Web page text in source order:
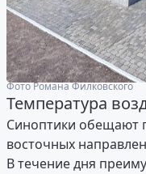
Фото Романа Филковского
Температура
Синоптики обещают
восточных
В течение дня